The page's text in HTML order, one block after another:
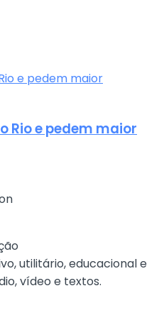
Rio e pedem maior
utilitário, educacional e
vídeo e textos.